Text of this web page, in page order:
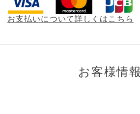
お支払いについて詳しくはこちら
お客様情報